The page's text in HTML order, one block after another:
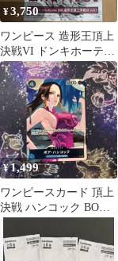
¥3,750
ワンピース 造形王頂上
決戦VI ドンキホーテ・
ドフラミンゴ
¥1,499
ワンピースカード 頂上
決戦 ハンコック BOX
059